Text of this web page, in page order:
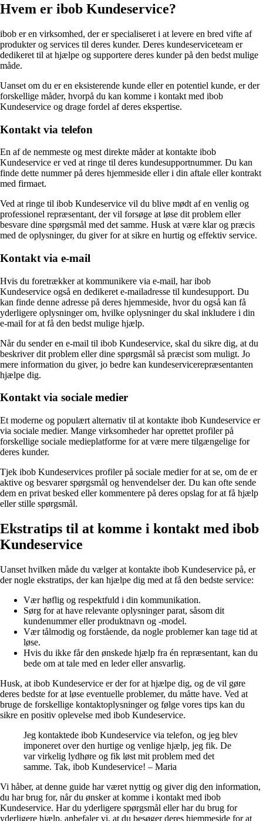
Hvem er ibob Kundeservice?
ibob er en virksomhed, der er specialiseret i at levere en bred vifte af
produkter og services til deres kunder. Deres kundeserviceteam er
dedikeret til at hjælpe og supportere deres kunder på den bedst mulige
måde.
Uanset om du er en eksisterende kunde eller en potentiel kunde, er der
forskellige måder, hvorpå du kan komme i kontakt med ibob
Kundeservice og drage fordel af deres ekspertise.
Kontakt via telefon
En af de nemmeste og mest direkte måder at kontakte ibob
Kundeservice er ved at ringe til deres kundesupportnummer. Du kan
finde dette nummer på deres hjemmeside eller i din aftale eller kontrakt
med firmaet.
Ved at ringe til ibob Kundeservice vil du blive mødt af en venlig og
professionel repræsentant, der vil forsøge at løse dit problem eller
besvare dine spørgsmål med det samme. Husk at være klar og præcis
med de oplysninger, du giver for at sikre en hurtig og effektiv service.
Kontakt via e-mail
Hvis du foretrækker at kommunikere via e-mail, har ibob
Kundeservice også en dedikeret e-mailadresse til kundesupport. Du
kan finde denne adresse på deres hjemmeside, hvor du også kan få
yderligere oplysninger om, hvilke oplysninger du skal inkludere i din
e-mail for at få den bedst mulige hjælp.
Når du sender en e-mail til ibob Kundeservice, skal du sikre dig, at du
beskriver dit problem eller dine spørgsmål så præcist som muligt. Jo
mere information du giver, jo bedre kan kundeservicerepræsentanten
hjælpe dig.
Kontakt via sociale medier
Et moderne og populært alternativ til at kontakte ibob Kundeservice er
via sociale medier. Mange virksomheder har oprettet profiler på
forskellige sociale medieplatforme for at være mere tilgængelige for
deres kunder.
Tjek ibob Kundeservices profiler på sociale medier for at se, om de er
aktive og besvarer spørgsmål og henvendelser der. Du kan ofte sende
dem en privat besked eller kommentere på deres opslag for at få hjælp
eller stille spørgsmål.
Ekstratips til at komme i kontakt med ibob
Kundeservice
Uanset hvilken måde du vælger at kontakte ibob Kundeservice på, er
der nogle ekstratips, der kan hjælpe dig med at få den bedste service:
Vær høflig og respektfuld i din kommunikation.
Sørg for at have relevante oplysninger parat, såsom dit
kundenummer eller produktnavn og -model.
Vær tålmodig og forstående, da nogle problemer kan tage tid at
løse.
Hvis du ikke får den ønskede hjælp fra én repræsentant, kan du
bede om at tale med en leder eller ansvarlig.
Husk, at ibob Kundeservice er der for at hjælpe dig, og de vil gøre
deres bedste for at løse eventuelle problemer, du måtte have. Ved at
bruge de forskellige kontaktoplysninger og følge vores tips kan du
sikre en positiv oplevelse med ibob Kundeservice.
Jeg kontaktede ibob Kundeservice via telefon, og jeg blev
imponeret over den hurtige og venlige hjælp, jeg fik. De
var virkelig lydhøre og fik løst mit problem med det
samme. Tak, ibob Kundeservice! – Maria
Vi håber, at denne guide har været nyttig og giver dig den information,
du har brug for, når du ønsker at komme i kontakt med ibob
Kundeservice. Har du yderligere spørgsmål eller har du brug for
yderligere hjælp, anbefaler vi, at du besøger deres hjemmeside for at